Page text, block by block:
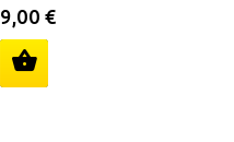
9,00 €